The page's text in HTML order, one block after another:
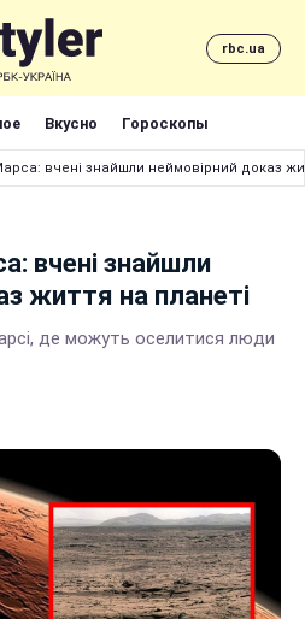
rbc.ua
Вкусно Гороскопы
вчені знайшли неймовірний доказ
вчені знайшли
життя на планеті
де можуть оселитися люди